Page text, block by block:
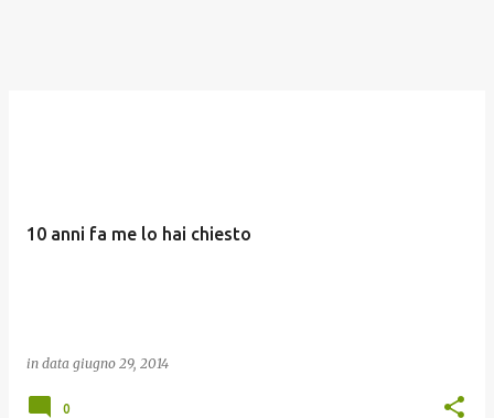
10 anni fa me lo hai chiesto
in data giugno 29, 2014
0